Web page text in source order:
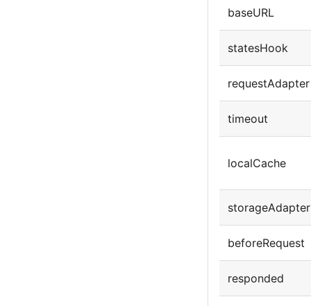
baseURL
statesHook
requestAdapter
timeout
localCache
storageAdapter
beforeRequest
responded